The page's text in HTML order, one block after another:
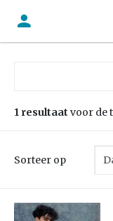
1 resultaat voor de
Sorteer op